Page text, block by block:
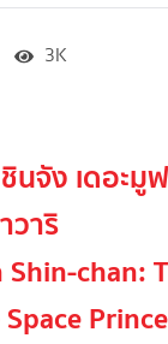
3K
นจัง เดอะมู
าริ
Shin-chan: